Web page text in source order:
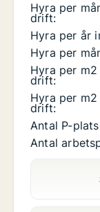
Hyra per
drift:
Hyra per år
Hyra per
Hyra per
drift:
Hyra per
drift:
Antal P-
Antal